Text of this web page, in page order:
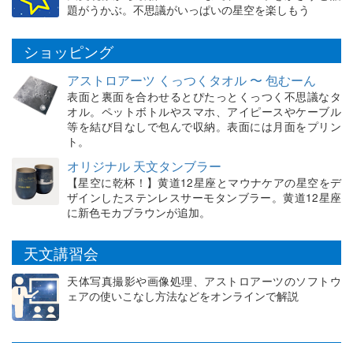
題がうかぶ。不思議がいっぱいの星空を楽しもう
ショッピング
アストロアーツ くっつくタオル 〜 包むーん
表面と裏面を合わせるとぴたっとくっつく不思議なタ
オル。ペットボトルやスマホ、アイピースやケーブル
等を結び目なしで包んで収納。表面には月面をプリン
ト。
オリジナル 天文タンブラー
【星空に乾杯！】黄道12星座とマウナケアの星空をデ
ザインしたステンレスサーモタンブラー。黄道12星座
に新色モカブラウンが追加。
天文講習会
天体写真撮影や画像処理、アストロアーツのソフトウ
ェアの使いこなし方法などをオンラインで解説